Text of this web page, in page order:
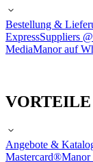
Bestellung &
ExpressSuppliers
MediaManor auf
VORTEILE
Angebote &
Mastercard®